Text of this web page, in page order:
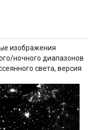
изображения
ночного диапазонов
света, версия